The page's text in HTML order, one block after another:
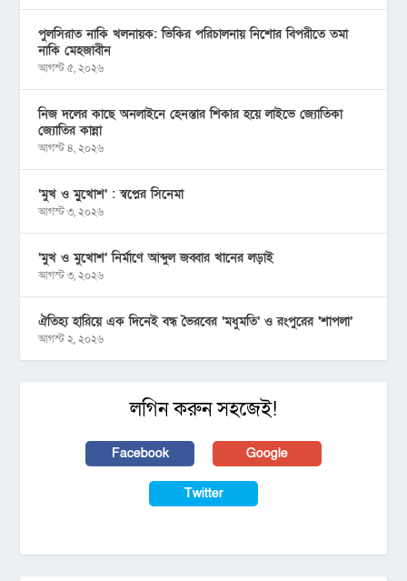
পুলসিরাত নাকি খলনায়ক: ভিকির পরিচালনায় নিশোর বিপরীতে তমা
নাকি মেহজাবীন
আগস্ট ৫, ২০২৬
নিজ দলের কাছে অনলাইনে হেনস্তার শিকার হয়ে লাইভে জ্যোতিকা
জ্যোতির কান্না
আগস্ট ৪, ২০২৬
‘মুখ ও মু্খোশ’ : স্বপ্নের সিনেমা
আগস্ট ৩, ২০২৬
‘মুখ ও মুখোশ’ নির্মাণে আব্দুল জব্বার খানের লড়াই
আগস্ট ৩, ২০২৬
ঐতিহ্য হারিয়ে এক দিনেই বন্ধ ভৈরবের ‘মধুমতি’ ও রংপুরের ‘শাপলা’
আগস্ট ২, ২০২৬
লগিন করুন সহজেই!
Facebook Google
Twitter